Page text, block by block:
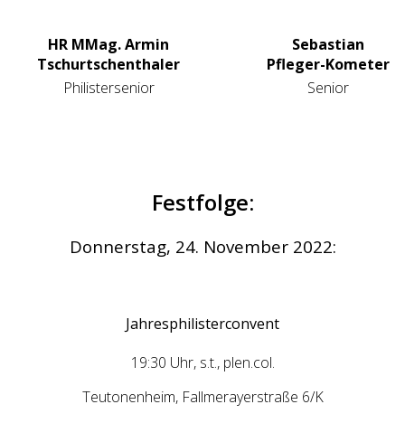
HR MMag. Armin
Tschurtschenthaler
Sebastian
Pfleger-Kometer
Philistersenior
Senior
Festfolge:
Donnerstag, 24. November 2022:
Jahresphilisterconvent
19:30 Uhr, s.t., plen.col.
Teutonenheim, Fallmerayerstraße 6/K